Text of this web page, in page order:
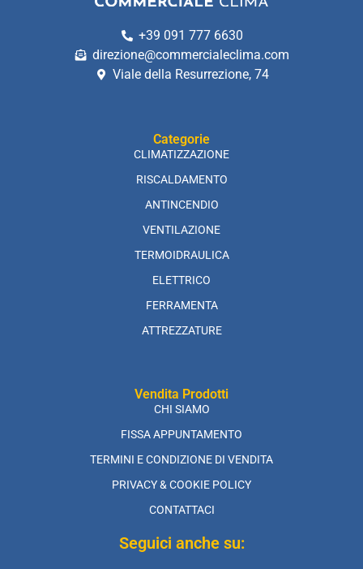
+39 091 777 6630
direzione@commercialeclima.com
Viale della Resurrezione, 74
Categorie
CLIMATIZZAZIONE
RISCALDAMENTO
ANTINCENDIO
VENTILAZIONE
TERMOIDRAULICA
ELETTRICO
FERRAMENTA
ATTREZZATURE
Vendita Prodotti
CHI SIAMO
FISSA APPUNTAMENTO
TERMINI E CONDIZIONE DI VENDITA
PRIVACY & COOKIE POLICY
CONTATTACI
Seguici anche su: